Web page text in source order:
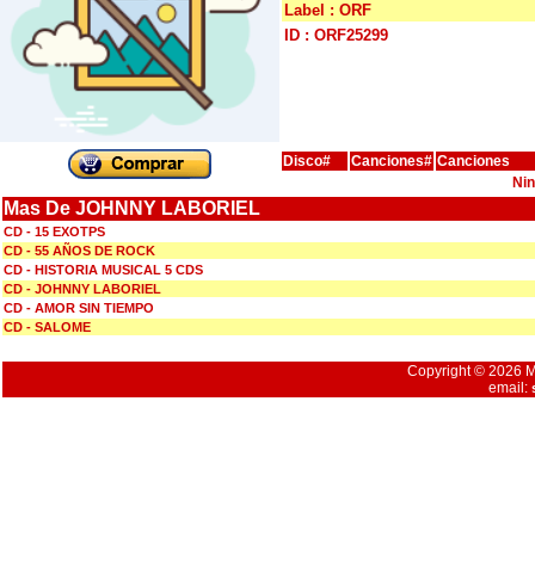
Label : ORF
ID : ORF25299
Disco# Canciones# Canciones
Mas De JOHNNY LABORIEL
CD - 15 EXOTPS
CD - 55 AÑOS DE ROCK
CD - HISTORIA MUSICAL 5 CDS
CD - JOHNNY LABORIEL
CD - AMOR SIN TIEMPO
CD - SALOME
Copyright © 2026
email: